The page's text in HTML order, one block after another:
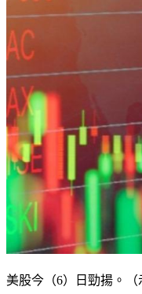
美股今（6）日勁揚。（